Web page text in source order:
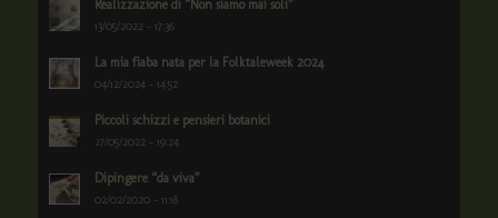
Realizzazione di “Non siamo mai soli”
13/05/2022 - 17:36
La mia fiaba nata per la Folktaleweek 2024
04/12/2024 - 14:52
Piccoli schizzi e pensieri botanici
27/05/2022 - 19:24
Dipingere “da viva”
02/02/2020 - 11:18